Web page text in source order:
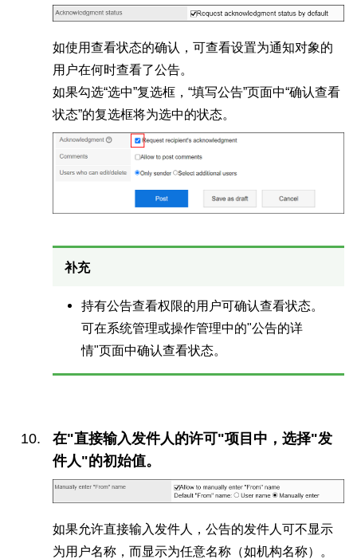
如使用查看状态的确认，可查看设置为通知对象的
用户在何时查看了公告。
如果勾选“选中”复选框，“填写公告”页面中“确认查看
状态”的复选框将为选中的状态。
补充
持有公告查看权限的用户可确认查看状态。
可在系统管理或操作管理中的"公告的详
情"页面中确认查看状态。
在"直接输入发件人的许可"项目中，选择"发
件人"的初始值。
如果允许直接输入发件人，公告的发件人可不显示
为用户名称，而显示为任意名称（如机构名称）。